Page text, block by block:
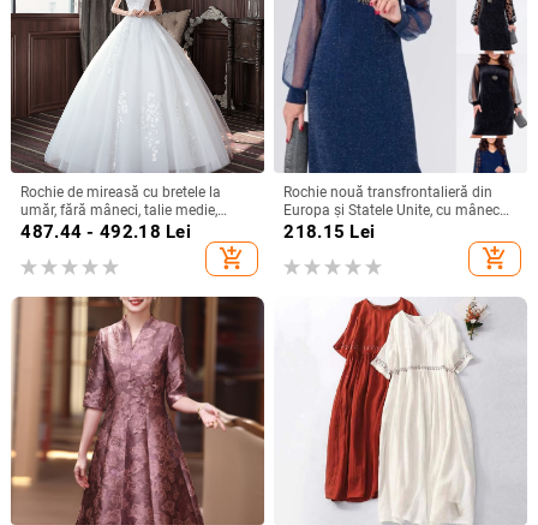
Rochie de mireasă cu bretele la
umăr, fără mâneci, talie medie,
fustă tutu, mătase Mulberry și
487.44 - 492.18 Lei
add_shopping_cart
Rochie nouă transfrontalieră din
Europa și Statele Unite, cu mânecă
lungă, plasă, cusături argintii, cu
guler rotund, industrie grea, fustă
elegantă de calitate la modă
218.15 Lei
add_shopping_cart